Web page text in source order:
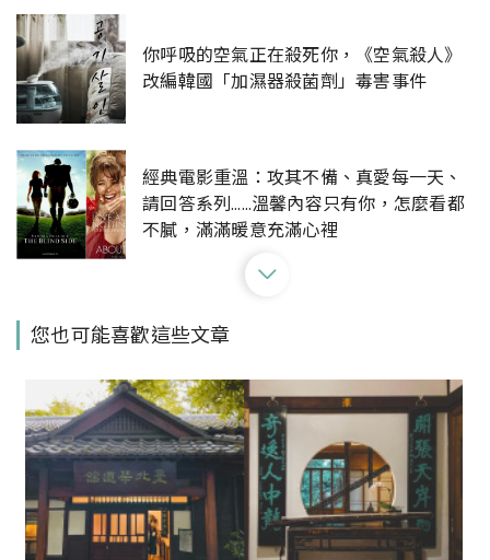
你呼吸的空氣正在殺死你，《空氣殺人》
改編韓國「加濕器殺菌劑」毒害事件
經典電影重溫：攻其不備、真愛每一天、
請回答系列……溫馨內容只有你，怎麼看都
不膩，滿滿暖意充滿心裡
電影完全指南》爆量知識更加了解宮崎駿
此生必看勵志傳記電影：十月的天空、逆
轉人生、關鍵少數、傳奇42號，真人真事
改編超溫馨
您也可能喜歡這些文章